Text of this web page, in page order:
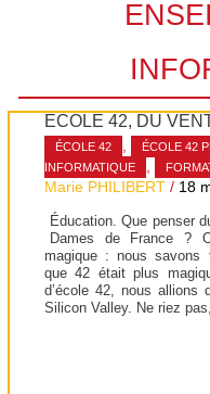
ÉCOLE 42, DU
ÉCOLE 42 , ÉCOLE 42
INFORMATIQUE
,
Marie PHILIBERT / 18
Éducation. Que penser
Dames de France ?
magique : nous savons
que 42 était plus
d’école 42, nous allions
Silicon Valley. Ne riez